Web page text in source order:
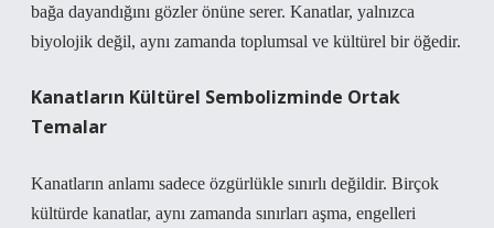
bağa dayandığını gözler önüne serer. Kanatlar, yalnızca
biyolojik değil, aynı zamanda toplumsal ve kültürel bir öğedir.
Kanatların Kültürel Sembolizminde Ortak
Temalar
Kanatların anlamı sadece özgürlükle sınırlı değildir. Birçok
kültürde kanatlar, aynı zamanda sınırları aşma, engelleri